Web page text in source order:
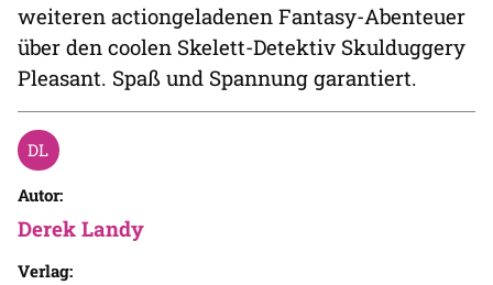
weiteren actiongeladenen Fantasy-Abenteuer
über den coolen Skelett-Detektiv Skulduggery
Pleasant. Spaß und Spannung garantiert.
Autor:
Derek Landy
Verlag: